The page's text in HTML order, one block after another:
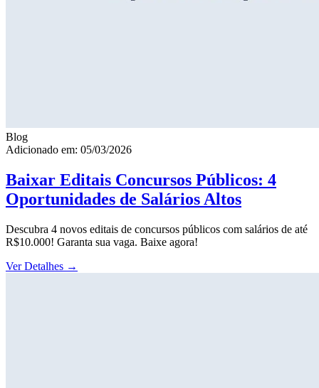
Blog
Adicionado em: 05/03/2026
Baixar Editais Concursos Públicos: 4
Oportunidades de Salários Altos
Descubra 4 novos editais de concursos públicos com salários de até
R$10.000! Garanta sua vaga. Baixe agora!
Ver Detalhes →